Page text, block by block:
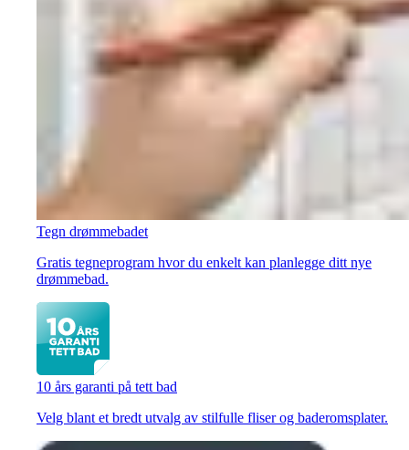
Tegn drømmebadet
Gratis tegneprogram hvor du enkelt kan planlegge ditt nye
drømmebad.
10 års garanti på tett bad
Velg blant et bredt utvalg av stilfulle fliser og baderomsplater.